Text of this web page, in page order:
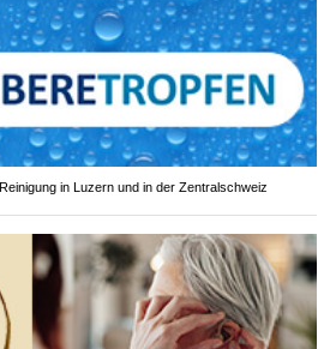
in Luzern und in der Zentralschweiz